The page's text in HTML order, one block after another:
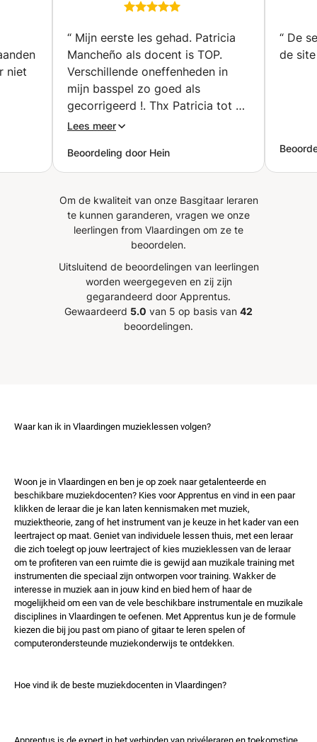
je oren trainen -grooven -jammen -slappen -improviseren
ongedwongen sfeer, in mijn home-studio voorzien van
professionele apparatuur. De lessen zijn individueel dus
alle aandacht is op jou gericht. Ik geef ook les in het
Engels en Frans.
niet
and ukelele lessons
“ Mijn eerste les gehad. Patricia
Mancheño als docent is TOP.
Verschillende oneffenheden in
mijn basspel zo goed als
gecorrigeerd !. Thx Patricia tot de
Lees meer
Beoordeling door Hein
“ De
de
Om de kwaliteit van onze Basgitaar leraren
te kunnen garanderen, vragen we onze
leerlingen from Vlaardingen om ze te
beoordelen.
Uitsluitend de beoordelingen van leerlingen
worden weergegeven en zij zijn
gegarandeerd door Apprentus.
Gewaardeerd 5.0 van 5 op basis van 42
beoordelingen.
Waar kan ik in Vlaardingen muzieklessen volgen?
Woon je in Vlaardingen en ben je op zoek naar getalenteerde en
beschikbare muziekdocenten? Kies voor Apprentus en vind in een paar
klikken de leraar die je kan laten kennismaken met muziek,
muziektheorie, zang of het instrument van je keuze in het kader van een
leertraject op maat. Geniet van individuele lessen thuis, met een leraar
die zich toelegt op jouw leertraject of kies muzieklessen van de leraar
om te profiteren van een ruimte die is gewijd aan muzikale training met
instrumenten die speciaal zijn ontworpen voor training. Wakker de
interesse in muziek aan in jouw kind en bied hem of haar de
mogelijkheid om een ​​van de vele beschikbare instrumentale en muzikale
disciplines in Vlaardingen te oefenen. Met Apprentus kun je de formule
kiezen die bij jou past om piano of gitaar te leren spelen of
computerondersteunde muziekonderwijs te ontdekken.
Hoe vind ik de beste muziekdocenten in Vlaardingen?